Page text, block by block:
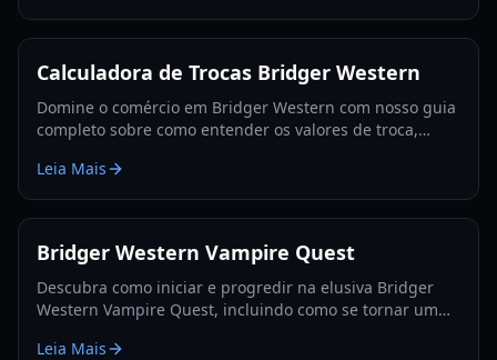
Calculadora de Trocas Bridger Western
Domine o comércio em Bridger Western com nosso guia
completo sobre como entender os valores de troca,
informadas.
Leia Mais
Bridger Western Vampire Quest
Descubra como iniciar e progredir na elusiva Bridger
Western Vampire Quest, incluindo como se tornar um
Leia Mais